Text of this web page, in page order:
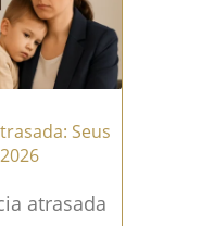
Leia
Seus
atrasada